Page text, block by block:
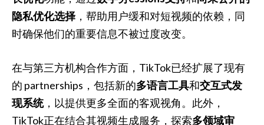
隐私优化选择 ，帮助用户缓和对短视频的依赖，同
时确保他们的重要信息不被过度改变。
在与第三方机构合作方面，TikTok已经扩展了现有
的 partnerships，包括新的多语言工具和交互式发
现系统，以提供更多全面的客观视角。此外，
TikTok正在结合其视频生成服务，探索多领域审